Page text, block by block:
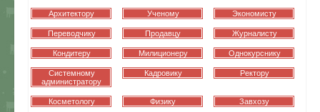
Архитектору Ученому Экономисту
Переводчику Продавцу Журналисту
Кондитеру Милиционеру Однокурснику
Системному
администратору
Кадровику Ректору
Косметологу Физику Завхозу